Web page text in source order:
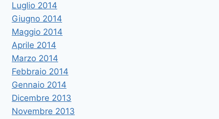
Luglio 2014
Giugno 2014
Maggio 2014
Aprile 2014
Marzo 2014
Febbraio 2014
Gennaio 2014
Dicembre 2013
Novembre 2013